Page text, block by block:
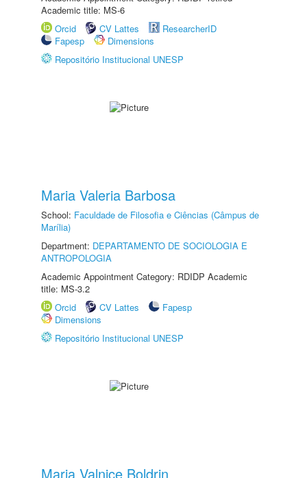
Academic title: MS-6
Orcid
CV Lattes
ResearcherID
Fapesp
Dimensions
Repositório Institucional UNESP
Maria Valeria Barbosa
School: Faculdade de Filosofia e Ciências (Câmpus de
Marília)
Department: DEPARTAMENTO DE SOCIOLOGIA E
ANTROPOLOGIA
Academic Appointment Category: RDIDP Academic
title: MS-3.2
Orcid
CV Lattes
Fapesp
Dimensions
Repositório Institucional UNESP
Maria Valnice Boldrin